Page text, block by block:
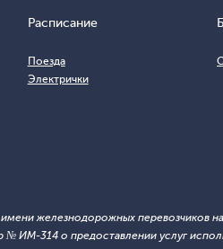
Расписание
Поезда
Электрички
железнодорожных перевозчиков
ИМ-314 о предоставлении услуг